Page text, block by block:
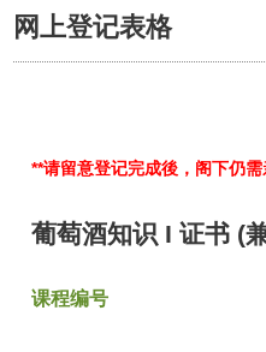
网上登记表格
**请留意登记完成後，阁下仍
葡萄酒知识 I 证书 (
课程编号